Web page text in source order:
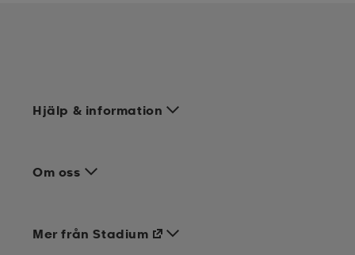
Hjälp & information
Om oss
Mer från Stadium